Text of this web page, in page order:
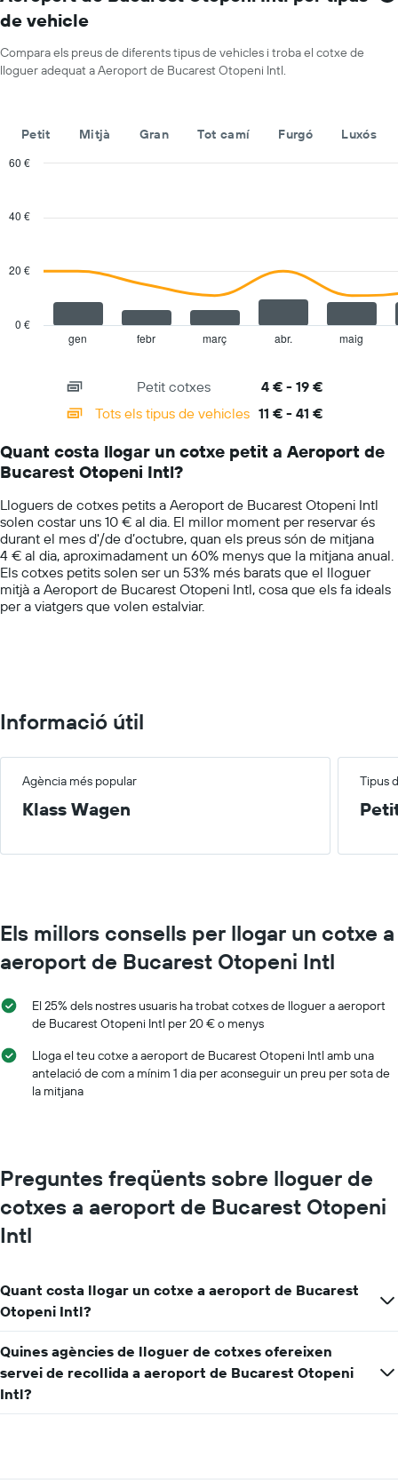
lloguer
eix
que
mostra
lloguer
vehicles
té
Y
mostra
el
econòmic
empreses
indicades
de vehicle
Compara els preus de diferents tipus de vehicles i troba el cotxe de
lloguer adequat a Aeroport de Bucarest Otopeni Intl.
Petit Mitjà Gran Tot camí Furgó Luxós
with
has
categories.
The
has
1
Y
axis
displaying
values.
Range:
gen febr març abr. maig
0 €
20 €
40 €
60 €
Petit cotxes
4 € - 19 €
Tots els tipus de vehicles 11 € - 41 €
Quant costa llogar un cotxe petit a Aeroport de
Bucarest Otopeni Intl?
Lloguers de cotxes petits a Aeroport de Bucarest Otopeni Intl
solen costar uns 10 € al dia. El millor moment per reservar és
durant el mes d'/de d’octubre, quan els preus són de mitjana
4 € al dia, aproximadament un 60% menys que la mitjana anual.
Els cotxes petits solen ser un 53% més barats que el lloguer
mitjà a Aeroport de Bucarest Otopeni Intl, cosa que els fa ideals
per a viatgers que volen estalviar.
Informació útil
Agència més popular Tipus
Klass Wagen
Els millors consells per llogar un cotxe a
aeroport de Bucarest Otopeni Intl
El 25% dels nostres usuaris ha trobat cotxes de lloguer a aeroport
de Bucarest Otopeni Intl per 20 € o menys
Lloga el teu cotxe a aeroport de Bucarest Otopeni Intl amb una
antelació de com a mínim 1 dia per aconseguir un preu per sota de
la mitjana
Preguntes freqüents sobre lloguer de
cotxes a aeroport de Bucarest Otopeni
Intl
Quant costa llogar un cotxe a aeroport de Bucarest
Otopeni Intl?
Quines agències de lloguer de cotxes ofereixen
servei de recollida a aeroport de Bucarest Otopeni
Intl?